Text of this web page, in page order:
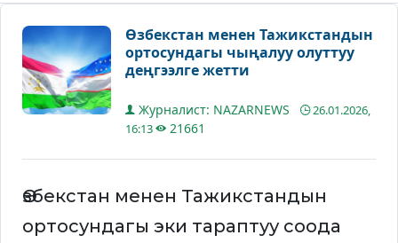
Өзбекстан менен Тажикстандын
ортосундагы чыңалуу олуттуу
деңгээлге жетти
Журналист: NAZARNEWS
26.01.2026,
16:13
21661
Өзбекстан менен Тажикстандын
ортосундагы эки тараптуу соода